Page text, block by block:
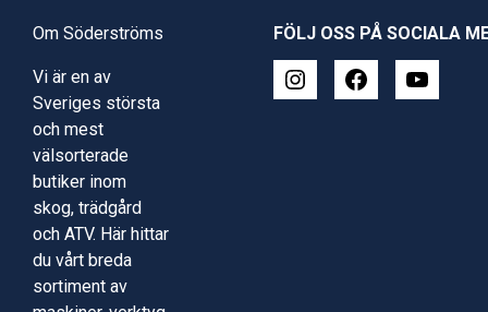
Om Söderströms
Vi är en av
Sveriges största
och mest
välsorterade
butiker inom
skog, trädgård
och ATV. Här hittar
du vårt breda
sortiment av
FÖLJ OSS PÅ SOCIALA